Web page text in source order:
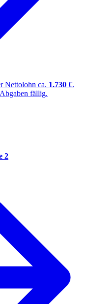
Nettolohn ca. 1.730 €.
fällig.
2